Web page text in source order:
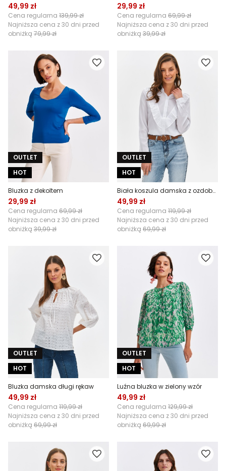
49,99 zł
Cena regularna 139,99 zł
Najniższa cena z 30 dni przed
obniżką 79,99 zł
29,99 zł
Cena regularna 69,99 zł
Najniższa cena z 30 dni przed
obniżką 39,99 zł
OUTLET
HOT
Bluzka z dekoltem
29,99 zł
Cena regularna 69,99 zł
Najniższa cena z 30 dni przed
obniżką 39,99 zł
OUTLET
HOT
Biała koszula damska z ozdobną falbaną
49,99 zł
Cena regularna 119,99 zł
Najniższa cena z 30 dni przed
obniżką 69,99 zł
OUTLET
HOT
Bluzka damska długi rękaw
49,99 zł
Cena regularna 119,99 zł
Najniższa cena z 30 dni przed
obniżką 69,99 zł
OUTLET
HOT
Luźna bluzka w zielony wzór
49,99 zł
Cena regularna 129,99 zł
Najniższa cena z 30 dni przed
obniżką 69,99 zł